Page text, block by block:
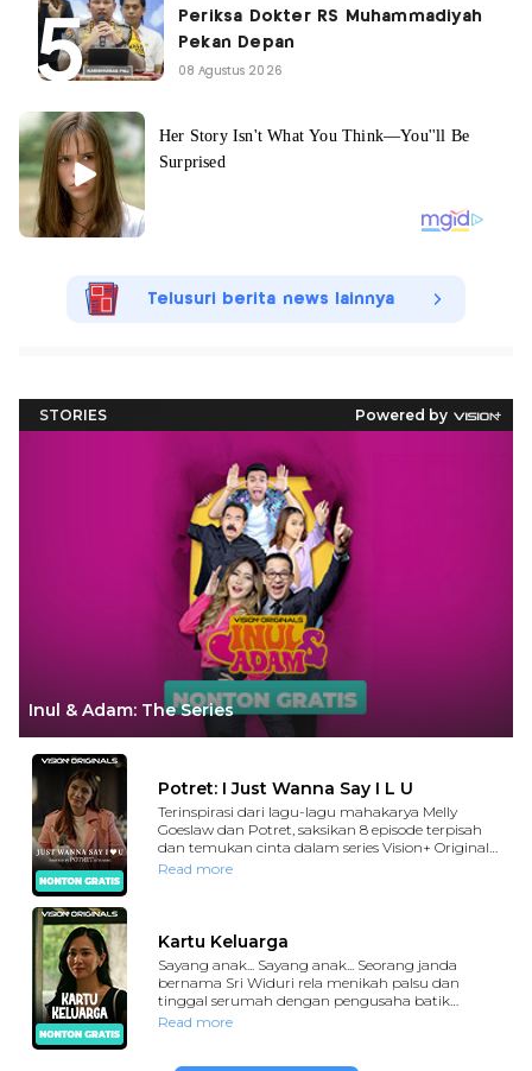
Periksa Dokter RS Muhammadiyah
Pekan Depan
08 Agustus 2026
Telusuri berita news lainnya